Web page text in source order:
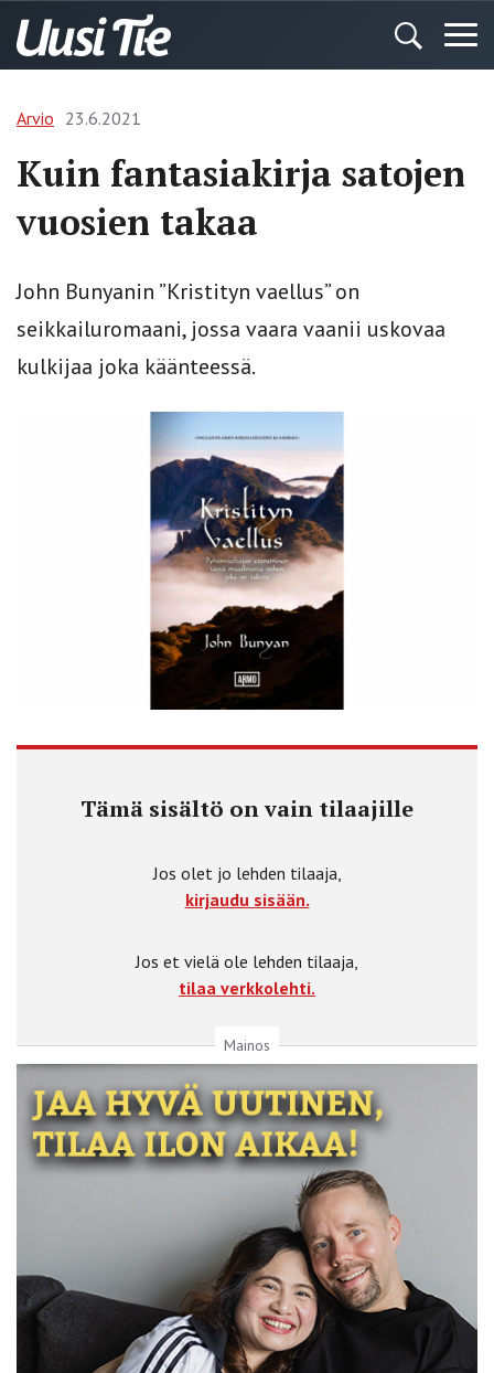
Arvio 23.6.2021
Kuin fantasiakirja satojen
vuosien takaa
John Bunyanin ”Kristityn vaellus” on
seikkailuromaani, jossa vaara vaanii uskovaa
kulkijaa joka käänteessä.
Tämä sisältö on vain tilaajille
Jos olet jo lehden tilaaja,
kirjaudu sisään.
Jos et vielä ole lehden tilaaja,
tilaa verkkolehti.
Mainos